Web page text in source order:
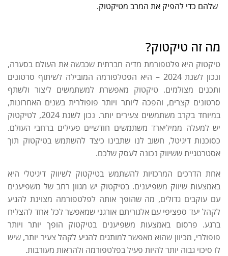
שלהם כדי להפיק את המרב מטיקטוק.
מה זה טיקטוק?
טיקטוק היא פלטפורמת מדיה חברתית שכבשה את העולם בסערה,
ונכון לשנת 2024 – היא הפטלפורמה המובילה לשיתוף סרטונים
ותכנים מצולמים. טיקטוק מאפשרת למשתמשים ליצור ולשתף
סרטונים קצרים, והפכה ליותר ויותר פופולרית בשנים האחרונות,
במיוחד בקרב משתמשים צעירים יותר. נכון לשנת 2024, לטיקטוק
יש למעלה ממיליארד משתמשים חודשיים פעילים ברחבי העולם.
כסוכנות דיגיטל, חשוב לנו שתבינו כיצד להשתמש בטיקטוק תוך
אסטרטגיית ששיווק נכונה לעסק שלכם.
אחת הדרכים המרכזיות להשתמש בטיקטוק לשיווק דיגיטלי היא
באמצעות שיווק משפיענים. בטיקטוק יש מגוון רחב של משפיענים
עם עוקבים גדולים, מה שהופך אותה לפלטפורמה מצוינת להגיע
לקהל יעד ספציפי עם אלגוריתם אורגני שמאפשר לכל אחד להצליח
ברגע. פרסום באמצעות משפיענים בטיקטוק הופך יותר ויותר
פופולרי, מכיוון שהוא מאפשר למותגים להגיע לקהל צעיר יותר, שיש
לו סיכוי גבוה יותר להיות פעיל בפלטפורמה ולהראות מעורבות.